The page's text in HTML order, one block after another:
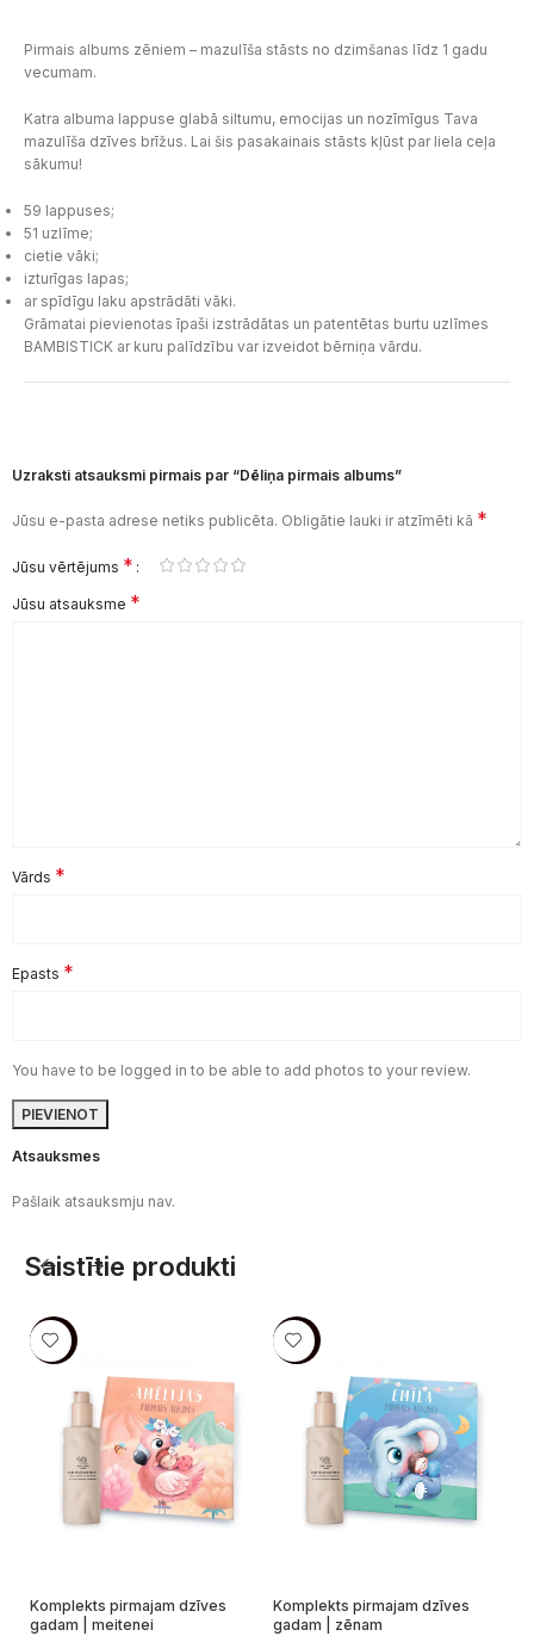
Pirmais albums zēniem – mazulīša stāsts no dzimšanas līdz 1 gadu
vecumam.
Katra albuma lappuse glabā siltumu, emocijas un nozīmīgus Tava
mazulīša dzīves brīžus. Lai šis pasakainais stāsts kļūst par liela ceļa
sākumu!
59 lappuses;
51 uzlīme;
cietie vāki;
izturīgas lapas;
ar spīdīgu laku apstrādāti vāki.
Grāmatai pievienotas īpaši izstrādātas un patentētas burtu uzlīmes
BAMBISTICK ar kuru palīdzību var izveidot bērniņa vārdu.
Atsauksmes
Pašlaik atsauksmju nav.
Uzraksti atsauksmi pirmais par “Dēliņa pirmais albums”
Jūsu e-pasta adrese netiks publicēta. Obligātie lauki ir atzīmēti kā *
Jūsu vērtējums *
Jūsu atsauksme *
Vārds *
Epasts *
You have to be logged in to be able to add photos to your review.
Saistītie produkti
-5%
Komplekts pirmajam dzīves
gadam | meitenei
-5%
Komplekts pirmajam dzīves
gadam | zēnam